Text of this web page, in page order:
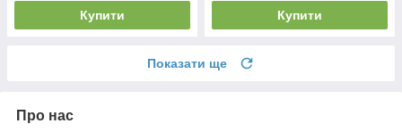
Купити Купити
Показати ще
Про нас